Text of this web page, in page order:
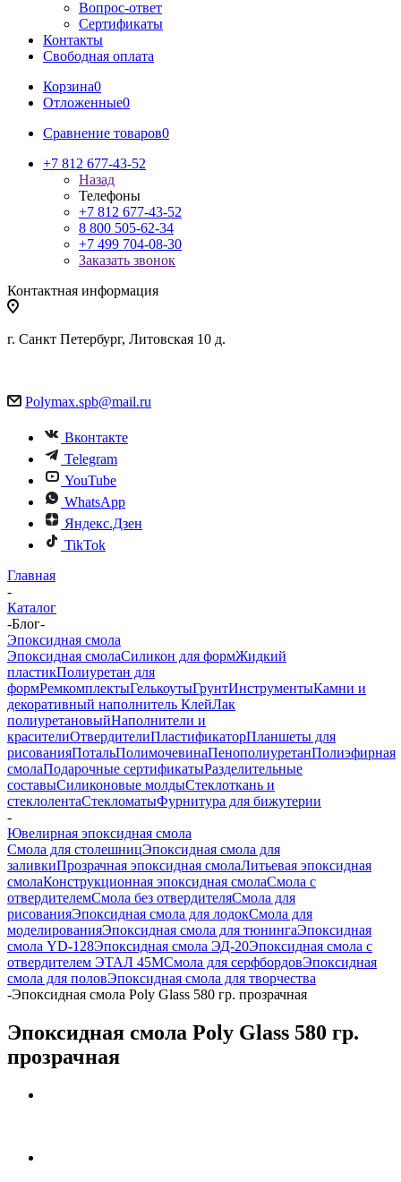
Вопрос-ответ
Сертификаты
Контакты
Свободная оплата
Корзина0
Отложенные0
Сравнение товаров0
+7 812 677-43-52
Назад
Телефоны
+7 812 677-43-52
8 800 505-62-34
+7 499 704-08-30
Заказать звонок
Контактная информация
г. Санкт Петербург, Литовская 10 д.
Polymax.spb@mail.ru
Вконтакте
Telegram
YouTube
WhatsApp
Яндекс.Дзен
TikTok
Главная
-
Каталог
-Блог-
Эпоксидная смола
Эпоксидная смолаСиликон для формЖидкий
пластикПолиуретан для
формРемкомплектыГелькоутыГрунтИнструментыКамни и
декоративный наполнитель КлейЛак
полиуретановыйНаполнители и
красителиОтвердителиПластификаторПланшеты для
рисованияПотальПолимочевинаПенополиуретанПолиэфирная
смолаПодарочные сертификатыРазделительные
составыСиликоновые молдыСтеклоткань и
стеклолентаСтекломатыФурнитура для бижутерии
-
Ювелирная эпоксидная смола
Смола для столешницЭпоксидная смола для
заливкиПрозрачная эпоксидная смолаЛитьевая эпоксидная
смолаКонструкционная эпоксидная смолаСмола с
отвердителемСмола без отвердителяСмола для
рисованияЭпоксидная смола для лодокСмола для
моделированияЭпоксидная смола для тюнингаЭпоксидная
смола YD-128Эпоксидная смола ЭД-20Эпоксидная смола с
отвердителем ЭТАЛ 45МСмола для серфбордовЭпоксидная
смола для половЭпоксидная смола для творчества
-Эпоксидная смола Poly Glass 580 гр. прозрачная
Эпоксидная смола Poly Glass 580 гр.
прозрачная